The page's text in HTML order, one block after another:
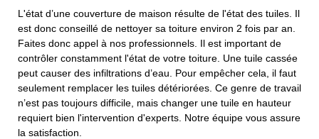
L'état d’une couverture de maison résulte de l'état des tuiles. Il
est donc conseillé de nettoyer sa toiture environ 2 fois par an.
Faites donc appel à nos professionnels. Il est important de
contrôler constamment l'état de votre toiture. Une tuile cassée
peut causer des infiltrations d’eau. Pour empêcher cela, il faut
seulement remplacer les tuiles détériorées. Ce genre de travail
n’est pas toujours difficile, mais changer une tuile en hauteur
requiert bien l'intervention d'experts. Notre équipe vous assure
la satisfaction.